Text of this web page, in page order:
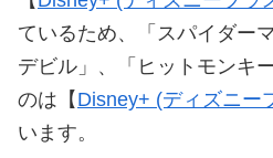
ているため、「スパイダー
デビル」、「ヒットモンキ
のは【 Disney+ (ディズニー
います。